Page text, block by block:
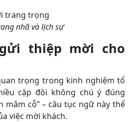
nhã và lịch sự
thiệp mời cho
trọng trong kinh nghiệm tổ
cặp đôi không chú ý đúng
mâm cỗ” – câu tục ngữ này thể
việc mời khách.